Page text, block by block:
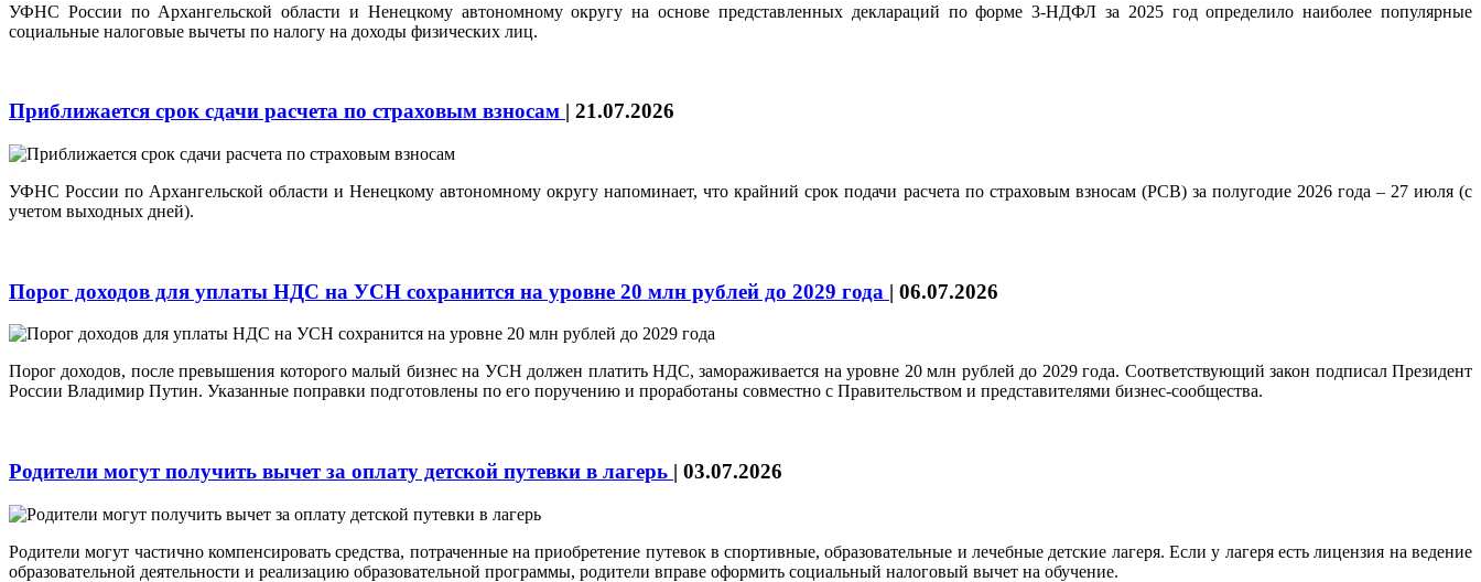
УФНС России по Архангельской области и Ненецкому автономному округу на основе представленных деклараций по форме 3-НДФЛ за 2025 год определило наиболее популярные
социальные налоговые вычеты по налогу на доходы физических лиц.
Приближается срок сдачи расчета по страховым взносам | 21.07.2026
УФНС России по Архангельской области и Ненецкому автономному округу напоминает, что крайний срок подачи расчета по страховым взносам (РСВ) за полугодие 2026 года – 27 июля (с
учетом выходных дней).
Порог доходов для уплаты НДС на УСН сохранится на уровне 20 млн рублей до 2029 года | 06.07.2026
Порог доходов, после превышения которого малый бизнес на УСН должен платить НДС, замораживается на уровне 20 млн рублей до 2029 года. Соответствующий закон подписал Президент
России Владимир Путин. Указанные поправки подготовлены по его поручению и проработаны совместно с Правительством и представителями бизнес-сообщества.
Родители могут получить вычет за оплату детской путевки в лагерь | 03.07.2026
Родители могут частично компенсировать средства, потраченные на приобретение путевок в спортивные, образовательные и лечебные детские лагеря. Если у лагеря есть лицензия на ведение
образовательной деятельности и реализацию образовательной программы, родители вправе оформить социальный налоговый вычет на обучение.